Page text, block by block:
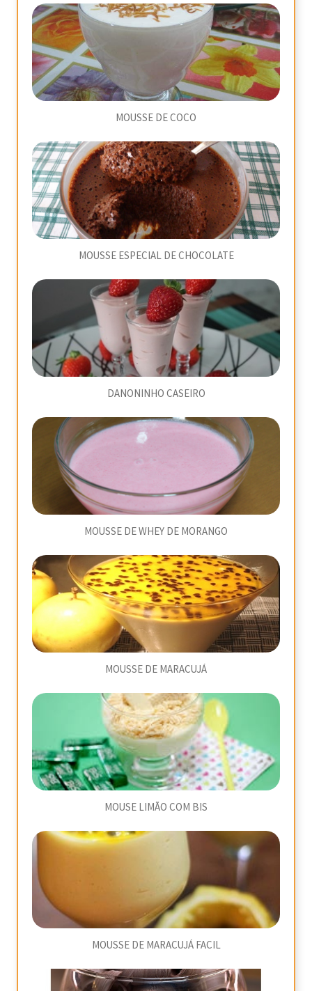
MOUSSE DE COCO
MOUSSE ESPECIAL DE CHOCOLATE
DANONINHO CASEIRO
MOUSSE DE WHEY DE MORANGO
MOUSSE DE MARACUJÁ
MOUSE LIMÃO COM BIS
MOUSSE DE MARACUJÁ FACIL